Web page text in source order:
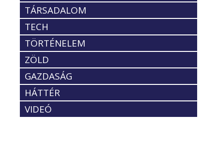
TÁRSADALOM
TECH
TÖRTÉNELEM
ZÖLD
GAZDASÁG
HÁTTÉR
VIDEÓ